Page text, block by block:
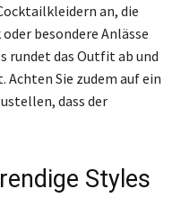
an, die
besondere Anlässe
rundet das Outfit ab und
Sie zudem auf ein
dass der
Styles